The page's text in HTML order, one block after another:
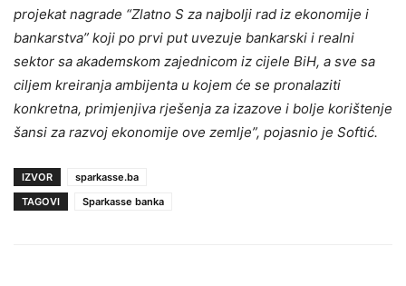
projekat nagrade “Zlatno S za najbolji rad iz ekonomije i
bankarstva” koji po prvi put uvezuje bankarski i realni
sektor sa akademskom zajednicom iz cijele BiH, a sve sa
ciljem kreiranja ambijenta u kojem će se pronalaziti
konkretna, primjenjiva rješenja za izazove i bolje korištenje
šansi za razvoj ekonomije ove zemlje”, pojasnio je Softić.
IZVOR
sparkasse.ba
TAGOVI
Sparkasse banka